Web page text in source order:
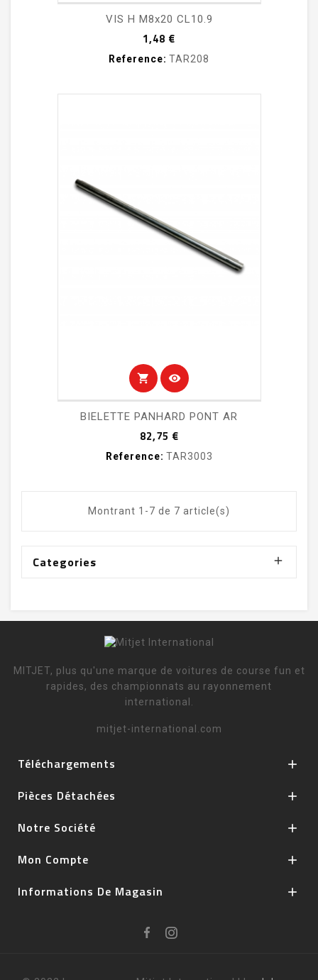
VIS H M8x20 CL10.9
1,48 €
Reference: TAR208
shopping_cart visibility
BIELETTE PANHARD PONT AR
82,75 €Prix
Reference: TAR3003
Montrant 1-7 de 7 article(s)
Categories 
MITJET, plus qu'une marque de voitures de course fun et
rapides, des championnats au rayonnement
international.
mitjet-international.com
Téléchargements 
Pièces Détachées 
Notre Société 
Mon Compte 
Informations De Magasin 